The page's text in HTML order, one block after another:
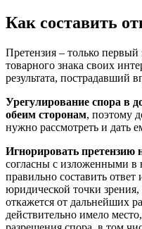
Как составить
Претензия – только
товарного знака своих
результата, пострадавший
Урегулирование спора в
обеим сторонам, поэтому
нужно рассмотреть и дать
Игнорировать претензию
согласны с изложенными в
правильно составить
юридической точки
откажется от дальнейших
действительно имело